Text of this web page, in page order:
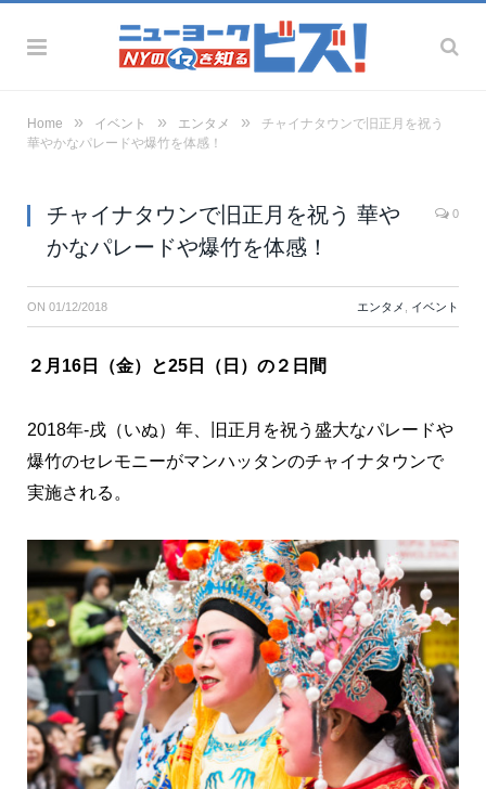
Home » イベント » エンタメ »
チャイナタウンで旧正月を祝う
華やかなパレードや爆竹を体感！
チャイナタウンで旧正月を祝う 華や
かなパレードや爆竹を体感！
0
ON 01/12/2018 エンタメ イベント
２月16日（金）と25日（日）の２日間
2018年-戌（いぬ）年、旧正月を祝う盛大なパレードや
爆竹のセレモニーがマンハッタンのチャイナタウンで
実施される。